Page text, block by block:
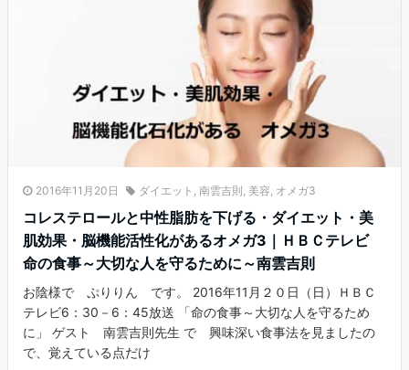
2016年11月20日 ダイエット 南雲吉則 美容 オメガ3
コレステロールと中性脂肪を下げる・ダイエット・美
肌効果・脳機能活性化があるオメガ3｜ＨＢＣテレビ
命の食事～大切な人を守るために～南雲吉則
お陰様で ぷりりん です。 2016年11月２０日（日）ＨＢＣ
テレビ6：30－6：45放送 「命の食事～大切な人を守るため
に」 ゲスト 南雲吉則先生 で 興味深い食事法を見ましたの
で、覚えている点だけ